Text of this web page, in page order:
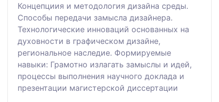
Концепциия и методология дизайна среды.
Способы передачи замысла дизайнера.
Технологические инноваций основанных на
духовности в графическом дизайне,
региональное наследие. Формируемые
навыки: Грамотно излагать замыслы и идей,
процессы выполнения научного доклада и
презентации магистерской диссертации